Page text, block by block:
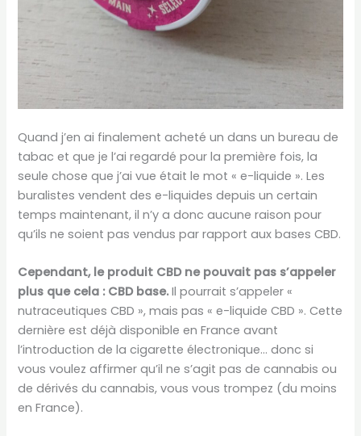
Quand j’en ai finalement acheté un dans un bureau de
tabac et que je l’ai regardé pour la première fois, la
seule chose que j’ai vue était le mot « e-liquide ». Les
buralistes vendent des e-liquides depuis un certain
temps maintenant, il n’y a donc aucune raison pour
qu’ils ne soient pas vendus par rapport aux bases CBD.
Cependant, le produit CBD ne pouvait pas s’appeler
plus que cela : CBD base.Il pourrait s’appeler «
nutraceutiques CBD », mais pas « e-liquide CBD ». Cette
dernière est déjà disponible en France avant
l’introduction de la cigarette électronique… donc si
vous voulez affirmer qu’il ne s’agit pas de cannabis ou
de dérivés du cannabis, vous vous trompez (du moins
en France).